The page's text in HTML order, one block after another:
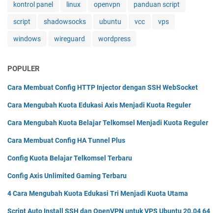
kontrol panel linux openvpn panduan script
script shadowsocks ubuntu vcc vps
windows wireguard wordpress
POPULER
Cara Membuat Config HTTP Injector dengan SSH WebSocket
Cara Mengubah Kuota Edukasi Axis Menjadi Kuota Reguler
Cara Mengubah Kuota Belajar Telkomsel Menjadi Kuota Reguler
Cara Membuat Config HA Tunnel Plus
Config Kuota Belajar Telkomsel Terbaru
Config Axis Unlimited Gaming Terbaru
4 Cara Mengubah Kuota Edukasi Tri Menjadi Kuota Utama
Script Auto Install SSH dan OpenVPN untuk VPS Ubuntu 20.04 64